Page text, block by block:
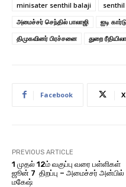
minisater senthil balaji
அமைச்சர் செந்தில் பாலாஜி
ஐடி
திமுகவினர் பிரச்சனை
துறை
Facebook X
PREVIOUS ARTICLE
1 முதல் 12ம் வகுப்பு வரை பள்ளிகள்
ஜூன் 7 திறப்பு – அமைச்சர் அன்பில்
மகேஷ்